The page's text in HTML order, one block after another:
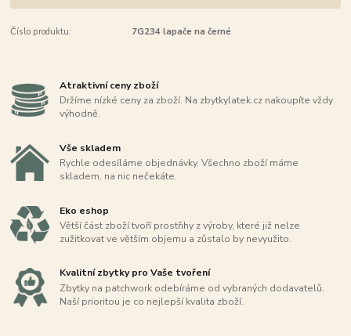
Číslo produktu: 7G234 lapače na černé
Atraktivní ceny zboží
Držíme nízké ceny za zboží. Na zbytkylatek.cz nakoupíte vždy
výhodně.
Vše skladem
Rychle odesíláme objednávky. Všechno zboží máme
skladem, na nic nečekáte.
Eko eshop
Větší část zboží tvoří prostřihy z výroby, které již nelze
zužitkovat ve větším objemu a zůstalo by nevyužito.
Kvalitní zbytky pro Vaše tvoření
Zbytky na patchwork odebíráme od vybraných dodavatelů.
Naší prioritou je co nejlepší kvalita zboží.